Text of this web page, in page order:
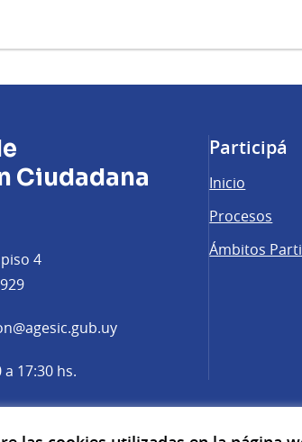
Ciudadana
4
(Abrir en una pestaña
17:30 hs.
Participá
Inicio
Procesos
Ámbitos